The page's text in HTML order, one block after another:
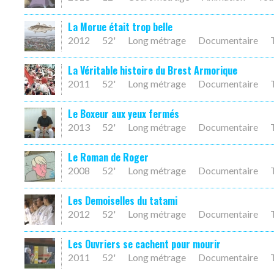
La Morue était trop belle
2012 52' Long métrage Documentaire
La Véritable histoire du Brest Armorique
2011 52' Long métrage Documentaire
Le Boxeur aux yeux fermés
2013 52' Long métrage Documentaire
Le Roman de Roger
2008 52' Long métrage Documentaire
Les Demoiselles du tatami
2012 52' Long métrage Documentaire
Les Ouvriers se cachent pour mourir
2011 52' Long métrage Documentaire